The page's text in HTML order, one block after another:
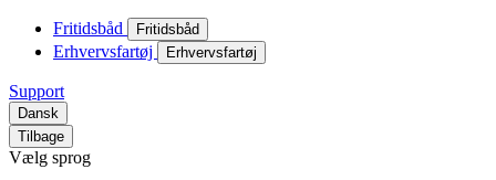
Fritidsbåd Fritidsbåd
Erhvervsfartøj Erhvervsfartøj
Support
Dansk
Tilbage
Vælg sprog